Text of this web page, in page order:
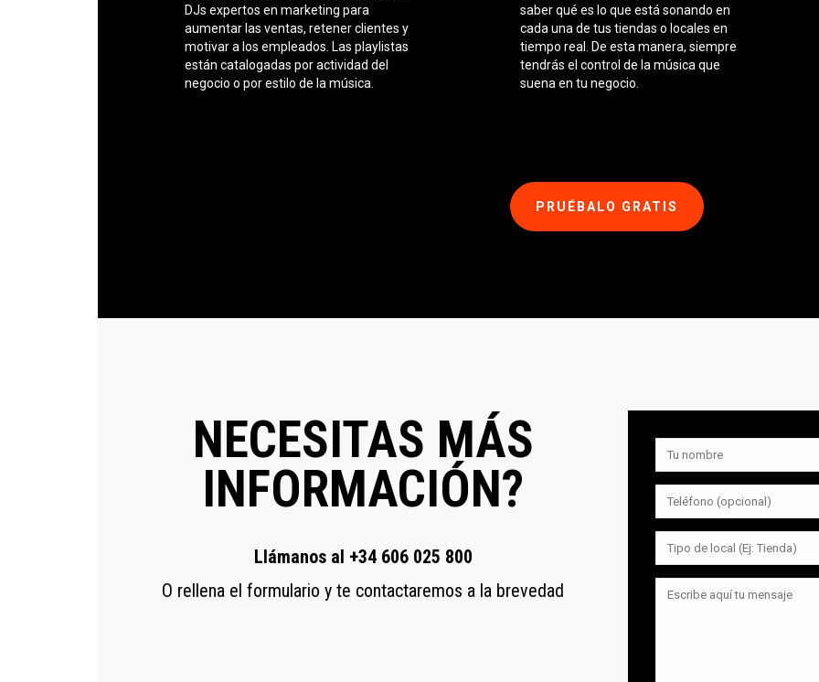
DJs expertos en marketing para
aumentar las ventas, retener clientes y
motivar a los empleados. Las playlistas
están catalogadas por actividad del
negocio o por estilo de la música.
saber qué es lo que está sonando en
cada una de tus tiendas o locales en
tiempo real. De esta manera, siempre
tendrás el control de la música que
suena en tu negocio.
PRUÉBALO GRATIS
NECESITAS MÁS
INFORMACIÓN?
Llámanos al +34 606 025 800
O rellena el formulario y te contactaremos a la brevedad